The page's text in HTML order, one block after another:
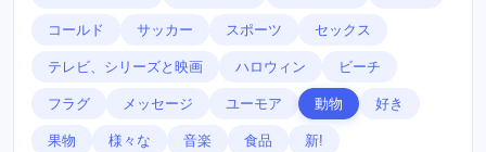
コールド サッカー スポーツ セックス
テレビ、シリーズと映画 ハロウィン ビーチ
フラグ メッセージ ユーモア 動物 好き
果物 様々な 音楽 食品 新!